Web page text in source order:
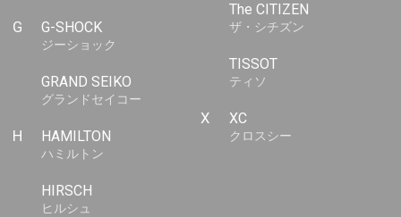
G G-SHOCK
ジーショック
GRAND SEIKO
グランドセイコー
H HAMILTON
ハミルトン
HIRSCH
ヒルシュ
The CITIZEN
ザ・シチズン
TISSOT
ティソ
X XC
クロスシー